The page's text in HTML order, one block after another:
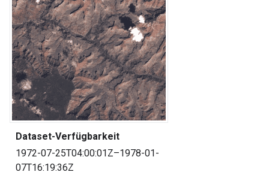
Dataset-Verfügbarkeit
1972-07-25T04:00:01Z–1978-01-
07T16:19:36Z